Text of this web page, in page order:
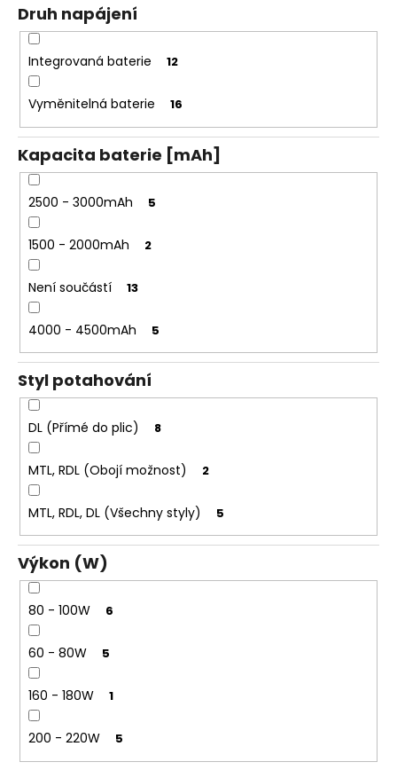
Druh napájení
Integrovaná baterie 12
Vyměnitelná baterie 16
Kapacita baterie [mAh]
2500 - 3000mAh 5
1500 - 2000mAh 2
Není součástí 13
4000 - 4500mAh 5
Styl potahování
DL (Přímé do plic) 8
MTL, RDL (Obojí možnost) 2
MTL, RDL, DL (Všechny styly) 5
Výkon (W)
80 - 100W 6
60 - 80W 5
160 - 180W 1
200 - 220W 5